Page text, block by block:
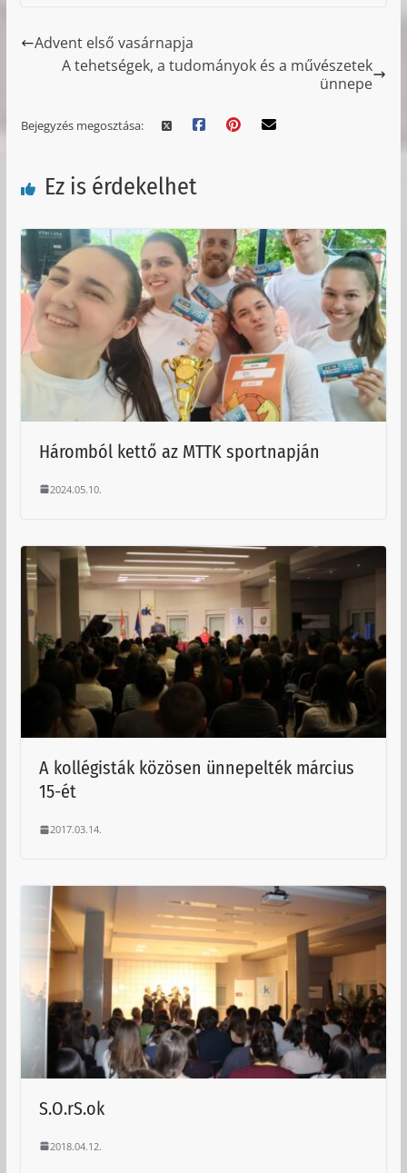
Advent első vasárnapja
A tehetségek, a tudományok és a művészetek
ünnepe
Bejegyzés megosztása:
Ez is érdekelhet
Háromból kettő az MTTK sportnapján
2024.05.10.
A kollégisták közösen ünnepelték március
15-ét
2017.03.14.
S.O.rS.ok
2018.04.12.